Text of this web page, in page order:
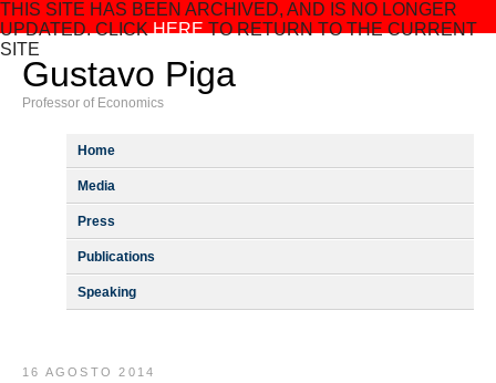
THIS SITE HAS BEEN ARCHIVED, AND IS NO LONGER
UPDATED. CLICKHERETO RETURN TO THE CURRENT
SITE
Gustavo Piga
Professor of Economics
Home
Media
Press
Publications
Speaking
16 AGOSTO 2014